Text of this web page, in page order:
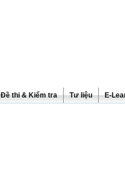
Đề thi & Kiểm tra Tư liệu E-